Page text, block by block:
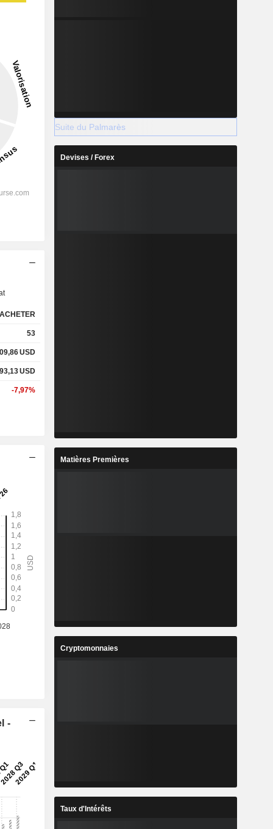
ACHETER
53
USD
USD
-7,97%
-
Suite du Palmarès
Devises / Forex
Matières Premières
Cryptomonnaies
Taux d'Intérêts